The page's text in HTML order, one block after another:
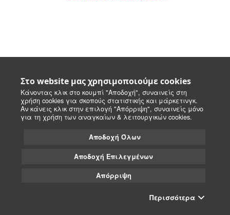
Στο website μας χρησιμοποιούμε cookies
Κάνοντας κλικ στο κουμπί "Αποδοχή", συναινείς στη
χρήση cookies για σκοπούς στατιστικής και μάρκετινγκ.
Αν κάνεις κλικ στην επιλογή "Απόρριψη", συναινείς μόνο
για τη χρήση των αναγκαίων & λειτουργικών cookies.
Αποδοχή Όλων
Αποδοχή Επιλεγμένων
Απόρριψη
Περισσότερα